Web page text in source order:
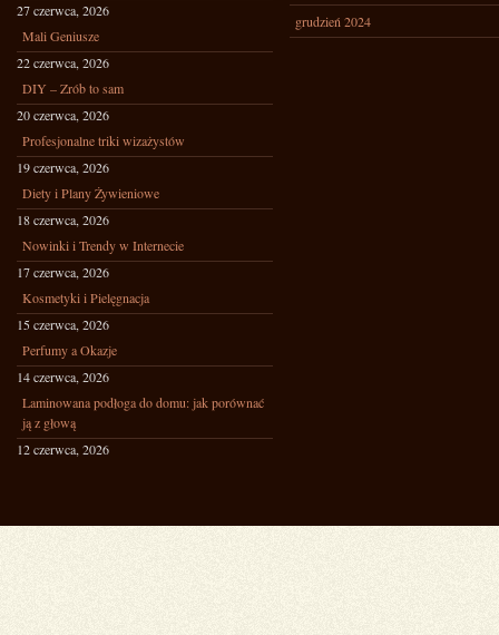
27 czerwca, 2026
Mali Geniusze
22 czerwca, 2026
DIY – Zrób to sam
20 czerwca, 2026
Profesjonalne triki wizażystów
19 czerwca, 2026
Diety i Plany Żywieniowe
18 czerwca, 2026
Nowinki i Trendy w Internecie
17 czerwca, 2026
Kosmetyki i Pielęgnacja
15 czerwca, 2026
Perfumy a Okazje
14 czerwca, 2026
Laminowana podłoga do domu: jak porównać
ją z głową
12 czerwca, 2026
grudzień 2024